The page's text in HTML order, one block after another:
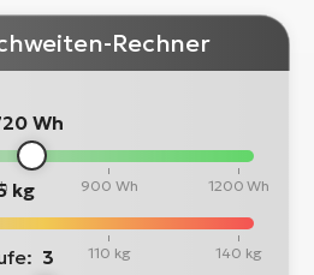
Rechner
Wh
900 Wh 1200 Wh
kg
110 kg 140 kg
3